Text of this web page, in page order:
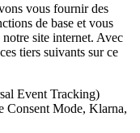
vous fournir des
de base et vous
site internet. Avec
tiers suivants sur ce
Event Tracking)
Consent Mode, Klarna,